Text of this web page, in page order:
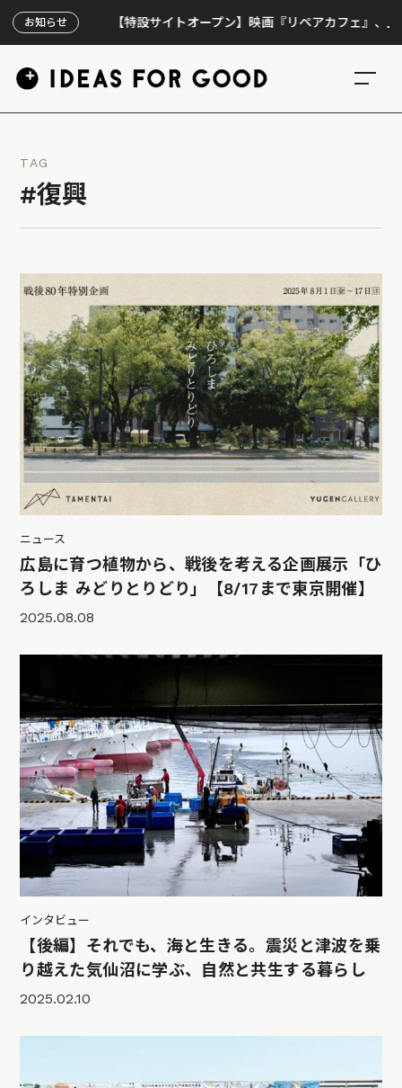
お知らせ【特設サイトオープン】映画『リペアカフェ』、上映300回
TAG
#復興
ニュース
広島に育つ植物から、戦後を考える企画展示「ひ
ろしま みどりとりどり」【8/17まで東京開催】
2025.08.08
インタビュー
【後編】それでも、海と生きる。震災と津波を乗
り越えた気仙沼に学ぶ、自然と共生する暮らし
2025.02.10